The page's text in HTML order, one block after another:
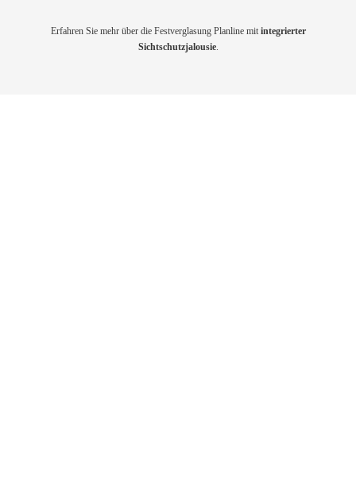
Erfahren Sie mehr über die Festverglasung Planline mit integrierter
Sichtschutzjalousie.